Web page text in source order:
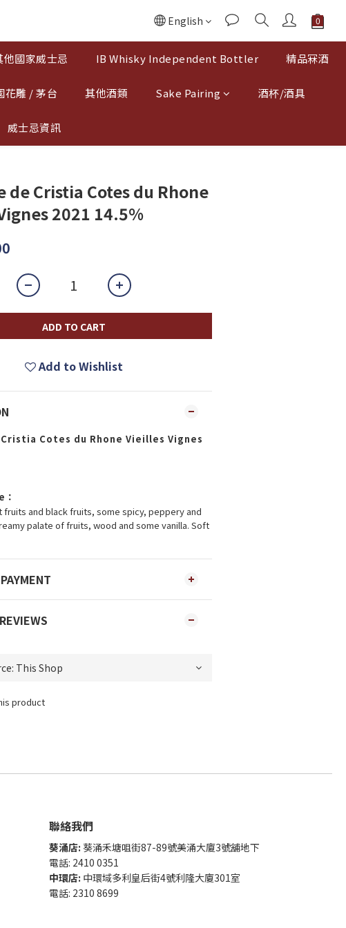
English
他國家威士忌 IB Whisky Independent Bottler 精品冧酒
花雕 / 茅台 其他酒類 Sake Pairing 酒杯/酒具
威士忌資訊
de Cristia Cotes du Rhone
2021 14.5%
ADD TO CART
Add to Wishlist
Cotes du Rhone Vieilles Vignes
and black fruits, some spicy, peppery and
palate of fruits, wood and some vanilla. Soft
product
聯絡我們
葵涌店: 葵涌禾塘咀街87-89號美涌大廈3號舖地下
電話: 2410 0351
中環店: 中環域多利皇后街4號利隆大廈301室
電話: 2310 8699